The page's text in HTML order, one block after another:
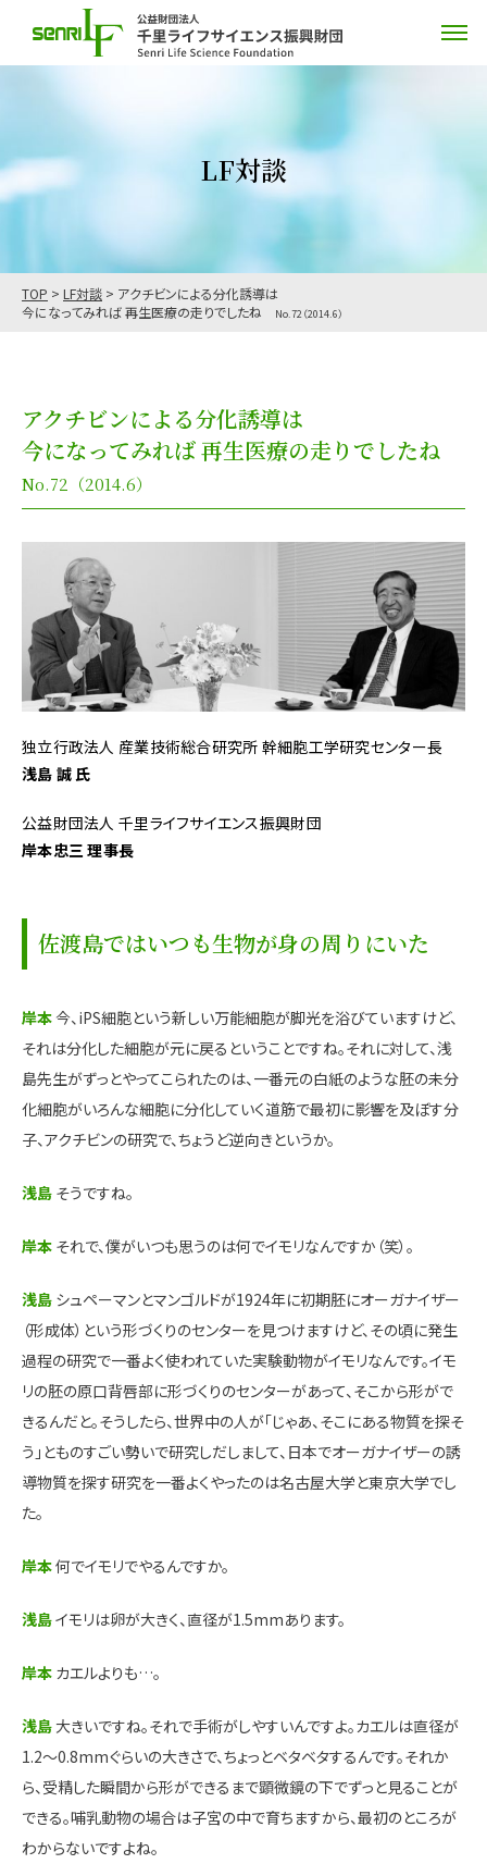
LF対談
TOP > LF対談 > アクチビンによる分化誘導は
今になってみれば 再生医療の走りでしたね
No.72（2014.6）
アクチビンによる分化誘導は
今になってみれば 再生医療の走りでしたね
No.72（2014.6）
独立行政法人 産業技術総合研究所 幹細胞工学研究センター長
浅島 誠 氏
公益財団法人 千里ライフサイエンス振興財団
岸本忠三 理事長
佐渡島ではいつも生物が身の周りにいた
岸本 今、iPS細胞という新しい万能細胞が脚光を浴びていますけど、
それは分化した細胞が元に戻るということですね。それに対して、浅
島先生がずっとやってこられたのは、一番元の白紙のような胚の未分
化細胞がいろんな細胞に分化していく道筋で最初に影響を及ぼす分
子、アクチビンの研究で、ちょうど逆向きというか。
浅島 そうですね。
岸本 それで、僕がいつも思うのは何でイモリなんですか（笑）。
浅島 シュペーマンとマンゴルドが1924年に初期胚にオーガナイザー
（形成体）という形づくりのセンターを見つけますけど、その頃に発生
過程の研究で一番よく使われていた実験動物がイモリなんです。イモ
リの胚の原口背唇部に形づくりのセンターがあって、そこから形がで
きるんだと。そうしたら、世界中の人が「じゃあ、そこにある物質を探そ
う」とものすごい勢いで研究しだしまして、日本でオーガナイザーの誘
導物質を探す研究を一番よくやったのは名古屋大学と東京大学でし
た。
岸本何でイモリでやるんですか。
浅島イモリは卵が大きく、直径が1.5mmあります。
岸本 カエルよりも…。
浅島大きいですね。それで手術がしやすいんですよ。カエルは直径が
1.2～0.8mmぐらいの大きさで、ちょっとベタベタするんです。それか
ら、受精した瞬間から形ができるまで顕微鏡の下でずっと見ることが
できる。哺乳動物の場合は子宮の中で育ちますから、最初のところが
わからないですよね。